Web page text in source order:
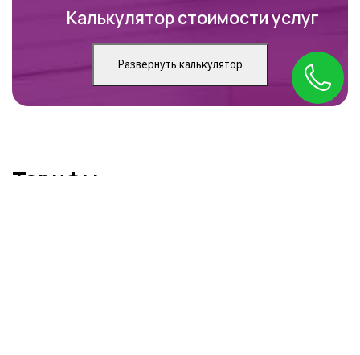
Калькулятор стоимости услуг
Развернуть калькулятор
Тарифы